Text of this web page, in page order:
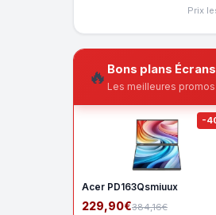
Prix
🔥 Bons plans
Les meilleures
-
Acer PD163Qsmiuux
229,90€384,16€